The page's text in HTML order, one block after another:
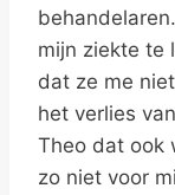
mijn ziekte te
dat ze me
het verlies
Theo dat ook
zo niet voor